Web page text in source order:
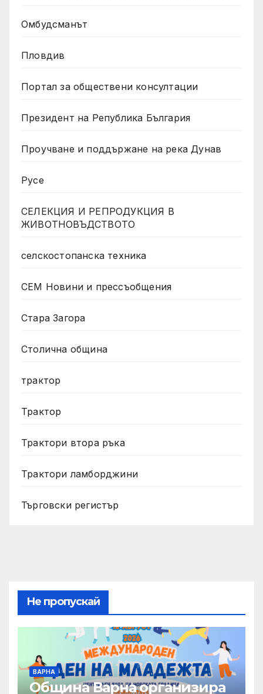
Омбудсманът
Пловдив
Портал за обществени консултации
Президент на Република България
Проучване и поддържане на река Дунав
Русе
СЕЛЕКЦИЯ И РЕПРОДУКЦИЯ В
ЖИВОТНОВЪДСТВОТО
селскостопанска техника
СЕМ Новини и прессъобщения
Стара Загора
Столична община
трактор
Трактор
Трактори втора ръка
Трактори ламборджини
Търговски регистър
Не пропускай
ВАРНА
Община Варна организира